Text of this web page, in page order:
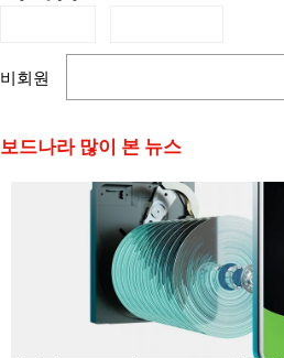
비회원
보드나라 많이 본 뉴스